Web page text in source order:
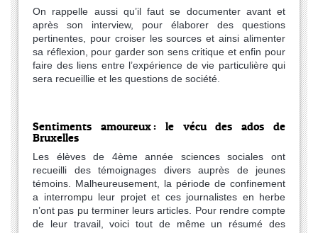
On rappelle aussi qu’il faut se documenter avant et
après son interview, pour élaborer des questions
pertinentes, pour croiser les sources et ainsi alimenter
sa réflexion, pour garder son sens critique et enfin pour
faire des liens entre l’expérience de vie particulière qui
sera recueillie et les questions de société.
Sentiments amoureux: le vécu des ados de
Bruxelles
Les élèves de 4ème année sciences sociales ont
recueilli des témoignages divers auprès de jeunes
témoins. Malheureusement, la période de confinement
a interrompu leur projet et ces journalistes en herbe
n’ont pas pu terminer leurs articles. Pour rendre compte
de leur travail, voici tout de même un résumé des